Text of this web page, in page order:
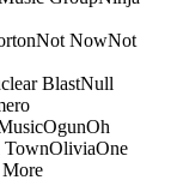
Not NowNot
BlastNull
OgunOh
TownOliviaOne